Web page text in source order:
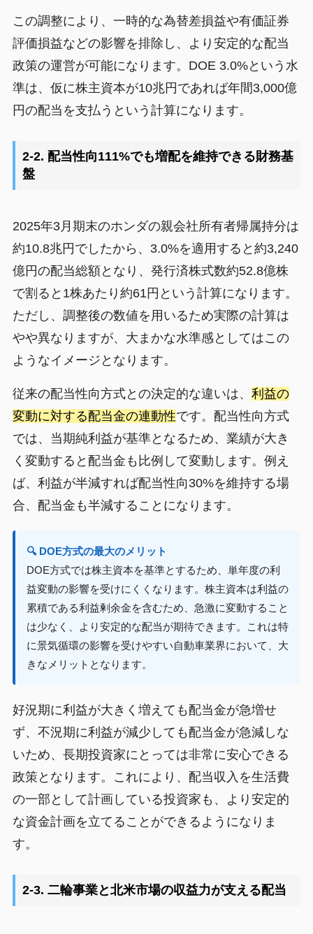
この調整により、一時的な為替差損益や有価証券
評価損益などの影響を排除し、より安定的な配当
政策の運営が可能になります。DOE 3.0%という水
準は、仮に株主資本が10兆円であれば年間3,000億
円の配当を支払うという計算になります。
2-2. 配当性向111%でも増配を維持できる財務基
盤
2025年3月期末のホンダの親会社所有者帰属持分は
約10.8兆円でしたから、3.0%を適用すると約3,240
億円の配当総額となり、発行済株式数約52.8億株
で割ると1株あたり約61円という計算になります。
ただし、調整後の数値を用いるため実際の計算は
やや異なりますが、大まかな水準感としてはこの
ようなイメージとなります。
従来の配当性向方式との決定的な違いは、 利益の
変動に対する配当金の連動性です。配当性向方式
では、当期純利益が基準となるため、業績が大き
く変動すると配当金も比例して変動します。例え
ば、利益が半減すれば配当性向30%を維持する場
合、配当金も半減することになります。
🔍 DOE方式の最大のメリット
DOE方式では株主資本を基準とするため、単年度の利
益変動の影響を受けにくくなります。株主資本は利益の
累積である利益剰余金を含むため、急激に変動すること
は少なく、より安定的な配当が期待できます。これは特
に景気循環の影響を受けやすい自動車業界において、大
きなメリットとなります。
好況期に利益が大きく増えても配当金が急増せ
ず、不況期に利益が減少しても配当金が急減しな
いため、長期投資家にとっては非常に安心できる
政策となります。これにより、配当収入を生活費
の一部として計画している投資家も、より安定的
な資金計画を立てることができるようになりま
す。
2-3. 二輪事業と北米市場の収益力が支える配当